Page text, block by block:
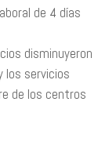
de 4 días
disminuyeron
los servicios
de los centros